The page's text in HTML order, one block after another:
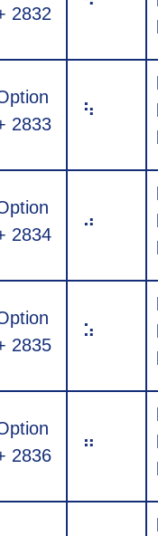
2832
2833
⠳
2834
⠴
2835
⠵
2836
⠶